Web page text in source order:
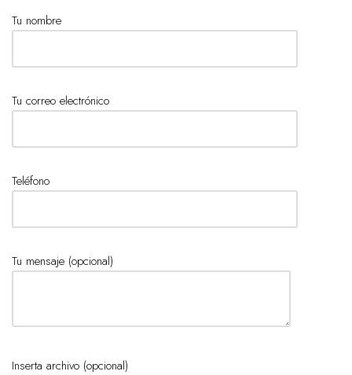
Tu nombre
Tu correo electrónico
Teléfono
Tu mensaje (opcional)
Inserta archivo (opcional)